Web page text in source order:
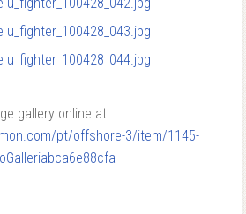
gallery online at:
pt/offshore-3/item/1145-